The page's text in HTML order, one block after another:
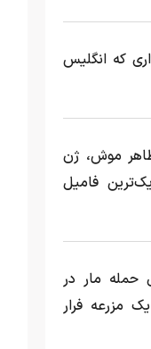
که انگلیس
ظاهر موش، ژن
فامیل
حمله مار‌ در
از یک مزرعه‌ فرار